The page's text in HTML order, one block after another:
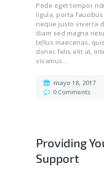
Pede eget tempor
ligula, porta
neque justo viverra
diam sed magna
tellus maecenas,
donec felis elit at,
vivamus…
mayo 18, 2017
0 Comments
Providing
Support